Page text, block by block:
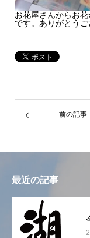
お花屋さんからお
です。ありがとうご
前の記事
最近の記事